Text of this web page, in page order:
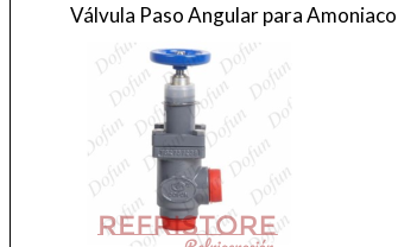
Válvula Paso Angular para